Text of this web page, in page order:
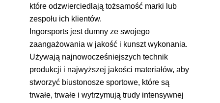
które odzwierciedlają tożsamość marki lub
zespołu ich klientów.
Ingorsports jest dumny ze swojego
zaangażowania w jakość i kunszt wykonania.
Używają najnowocześniejszych technik
produkcji i najwyższej jakości materiałów, aby
stworzyć biustonosze sportowe, które są
trwałe, trwałe i wytrzymują trudy intensywnej